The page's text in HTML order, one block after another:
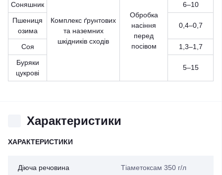
Комплекс ґрунтових
та наземних
шкідників сходів
Обробка
насіння
перед
посівом
Соняшник
6–10
Пшениця
озима
0,4–0,7
Соя
1,3–1,7
Буряки
цукрові
5–15
Характеристики
ХАРАКТЕРИСТИКИ
Діюча речовина Тіаметоксам 350 г/л